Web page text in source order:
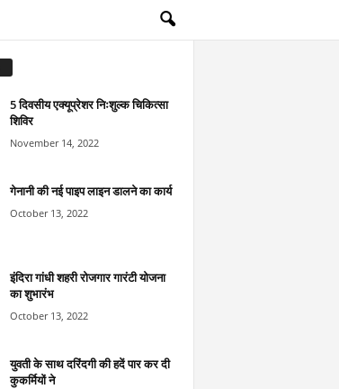
5 दिवसीय एक्यूप्रेशर निःशुल्क चिकित्सा
शिविर
November 14, 2022
गेनानी की नई पाइप लाइन डालने का कार्य
October 13, 2022
इंदिरा गांधी शहरी रोजगार गारंटी योजना
का शुभारंभ
October 13, 2022
युवती के साथ दरिंदगी की हदें पार कर दी
कुकर्मियों ने